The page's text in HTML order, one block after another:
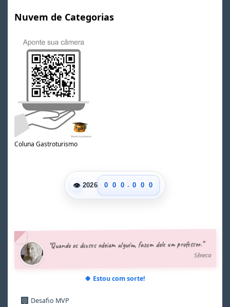
Nuvem de Categorias
Coluna Gastroturismo
👁 2026
0
1
6
9
0
1
6
9
0
1
6
9
. 0
1
6
9
0
1
6
9
0
1
6
“Quando os deuses odeiam alguém, fazem dele um professor.”
Sêneca
🍀 Estou com sorte!
🏢 Desafio MVP